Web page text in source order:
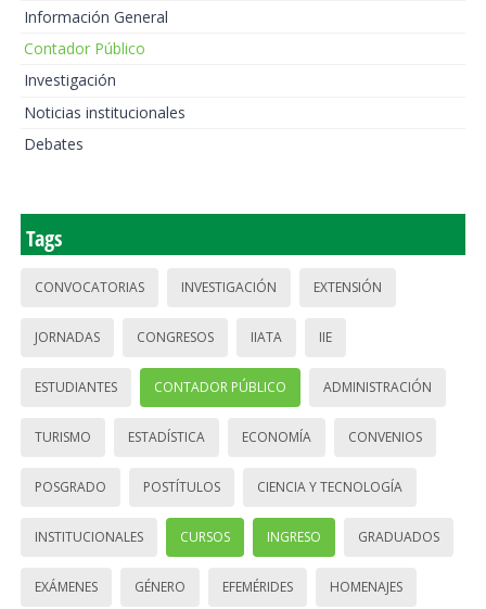
Información General
Contador Público
Investigación
Noticias institucionales
Debates
Tags
CONVOCATORIAS INVESTIGACIÓN EXTENSIÓN
JORNADAS CONGRESOS IIATA IIE
ESTUDIANTES CONTADOR PÚBLICO ADMINISTRACIÓN
TURISMO ESTADÍSTICA ECONOMÍA CONVENIOS
POSGRADO POSTÍTULOS CIENCIA Y TECNOLOGÍA
INSTITUCIONALES CURSOS INGRESO GRADUADOS
EXÁMENES GÉNERO EFEMÉRIDES HOMENAJES